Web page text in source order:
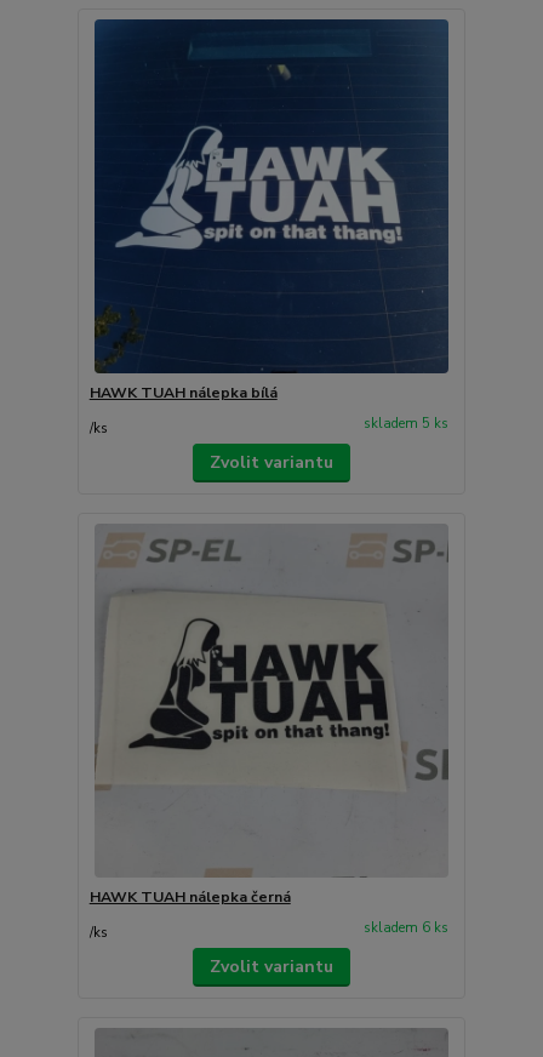
HAWK TUAH nálepka bílá
/ks skladem 5 ks
Zvolit variantu
HAWK TUAH nálepka černá
/ks skladem 6 ks
Zvolit variantu